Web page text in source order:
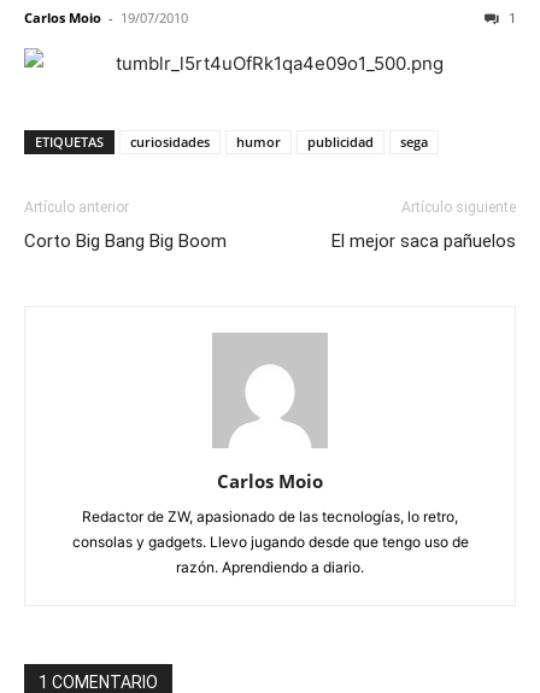
Carlos Moio - 19/07/2010 1
ETIQUETAS curiosidades humor publicidad sega
Artículo anterior
Corto Big Bang Big Boom
Artículo siguiente
El mejor saca pañuelos
Carlos Moio
Redactor de ZW, apasionado de las tecnologías, lo retro,
consolas y gadgets. Llevo jugando desde que tengo uso de
razón. Aprendiendo a diario.
1 COMENTARIO